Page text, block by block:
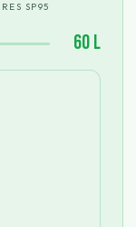
SP95
60L